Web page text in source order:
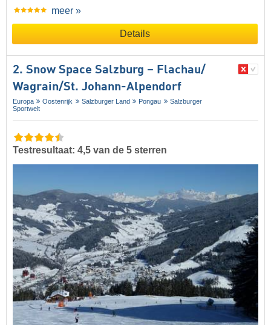
meer »
Details
2. Snow Space Salzburg – Flachau/​
Wagrain/​St. Johann-Alpendorf
Europa Oostenrijk Salzburger Land Pongau
Salzburger
Sportwelt
Testresultaat: 4,5 van de 5 sterren